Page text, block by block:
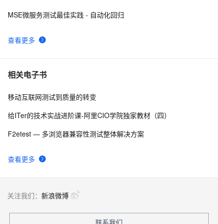
8 腾讯START云游戏开启不限量测试，支持MacOS和
9 阿里云智能视觉开放平台人脸人体API测试Demo
10
查看更多
MSE微服务测试最佳实践 - 自动化回归
相关电子书
查看更多
移动互联网测试到质量的转变
给ITer的技术实战进阶课-阿里CIO学院独家教材（四）
F2etest — 多浏览器兼容性测试整体解决方案
关注我们： 新浪微博
联系我们